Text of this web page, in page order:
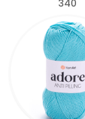
340